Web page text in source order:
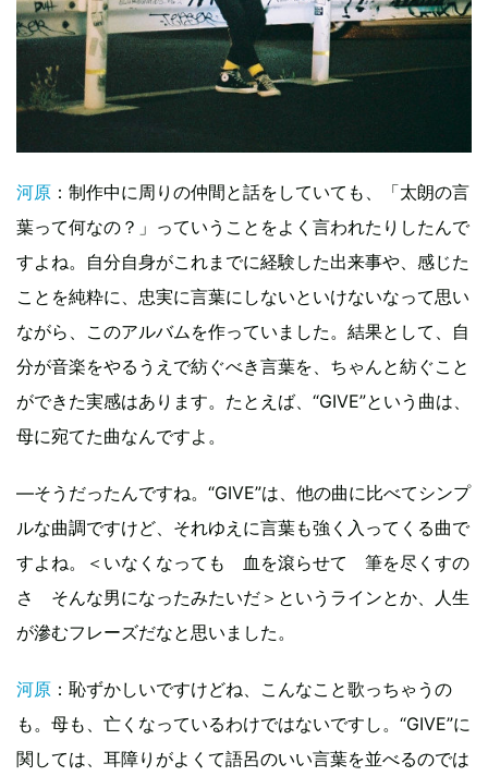
河原 ：制作中に周りの仲間と話をしていても、「太朗の言
葉って何なの？」っていうことをよく言われたりしたんで
すよね。自分自身がこれまでに経験した出来事や、感じた
ことを純粋に、忠実に言葉にしないといけないなって思い
ながら、このアルバムを作っていました。結果として、自
分が音楽をやるうえで紡ぐべき言葉を、ちゃんと紡ぐこと
ができた実感はあります。たとえば、“GIVE”という曲は、
母に宛てた曲なんですよ。
—そうだったんですね。“GIVE”は、他の曲に比べてシンプ
ルな曲調ですけど、それゆえに言葉も強く入ってくる曲で
すよね。＜いなくなっても 血を滾らせて 筆を尽くすの
さ そんな男になったみたいだ＞というラインとか、人生
が滲むフレーズだなと思いました。
河原 ：恥ずかしいですけどね、こんなこと歌っちゃうの
も。母も、亡くなっているわけではないですし。“GIVE”に
関しては、耳障りがよくて語呂のいい言葉を並べるのでは